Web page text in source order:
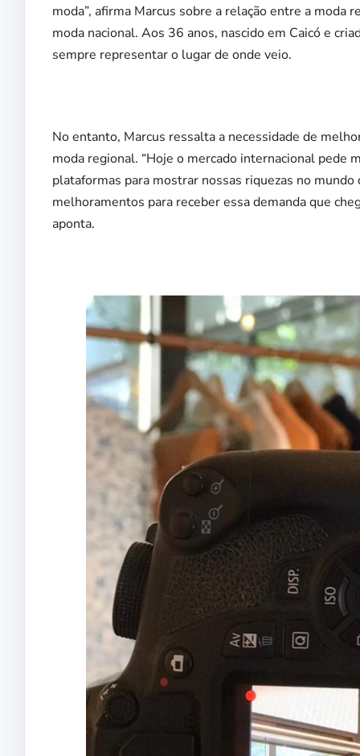
moda”, afirma Marcus sobre a relação entre a moda
moda nacional. Aos 36 anos, nascido em Caicó e
sempre representar o lugar de onde veio.
No entanto, Marcus ressalta a necessidade de
moda regional. “Hoje o mercado internacional pede
plataformas para mostrar nossas riquezas no
melhoramentos para receber essa demanda que
aponta.